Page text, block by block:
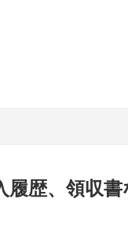
履歴、領収書